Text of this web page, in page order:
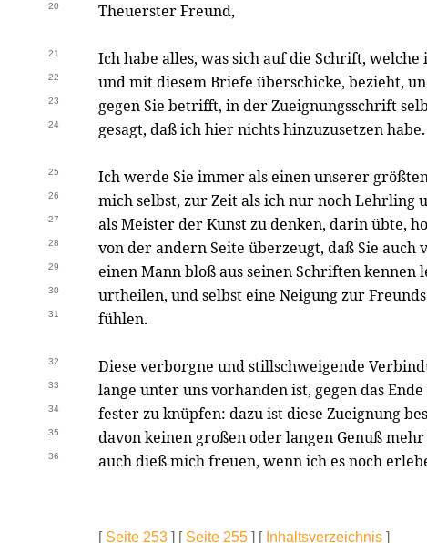
20 Theuerster Freund,
21 Ich habe alles, was sich auf die Schrift,
22 und mit diesem Briefe überschicke, bezieht,
23 gegen Sie betrifft, in der Zueignungsschrift
24 gesagt, daß ich hier nichts hinzuzusetzen habe.
25 Ich werde Sie immer als einen unserer
26 mich selbst, zur Zeit als ich nur noch Lehrling
27 als Meister der Kunst zu denken, darin übte,
28 von der andern Seite überzeugt, daß Sie auch
29 einen Mann bloß aus seinen Schriften kennen
30 urtheilen, und selbst eine Neigung zur
31 fühlen.
32 Diese verborgne und stillschweigende
33 lange unter uns vorhanden ist, gegen das
34 fester zu knüpfen: dazu ist diese Zueignung
35 davon keinen großen oder langen Genuß
36 auch dieß mich freuen, wenn ich es noch
[ Seite 253 ] [ Seite 255 ] [ Inhaltsverzeichnis ]